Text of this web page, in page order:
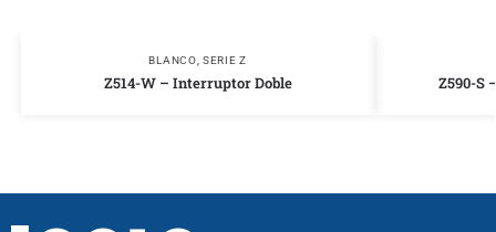
BLANCO ,SERIE Z
Z514-W – Interruptor Doble Z590-S